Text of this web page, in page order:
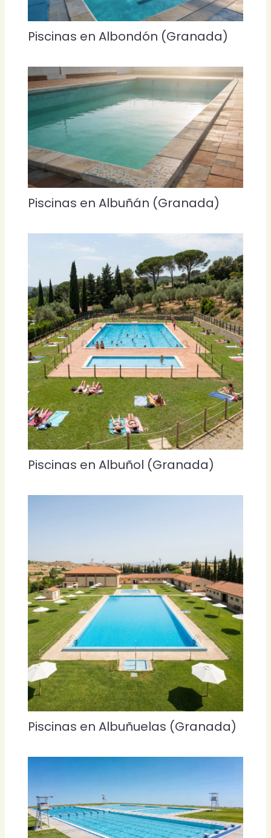
Piscinas en Albondón (Granada)
Piscinas en Albuñán (Granada)
Piscinas en Albuñol (Granada)
Piscinas en Albuñuelas (Granada)